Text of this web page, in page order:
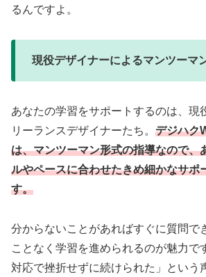
るんですよ。
現役デザイナーによるマンツーマ
あなたの学習をサポートするのは、現
リーランスデザイナーたち。 デジハク
は、マンツーマン形式の指導なので、
ルやペースに合わせたきめ細かなサポ
す。
分からないことがあればすぐに質問で
ことなく学習を進められるのが魅力で
対応で挫折せずに続けられた」という